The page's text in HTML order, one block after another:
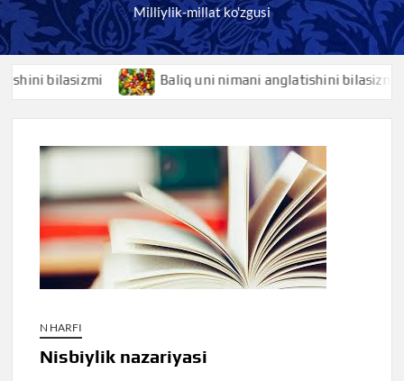
Milliylik-millat ko'zgusi
bilasizmi Baliq uni nimani anglatishini bilasizmi
N HARFI
Nisbiylik nazariyasi